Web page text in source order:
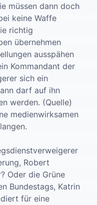
müssen dann doch
keine Waffe
richtig
übernehmen
ausspähen
Kommandant der
sich ein
darf auf ihn
werden. (Quelle)
medienwirksamen
Robert
Oder die Grüne
Bundestags, Katrin
für eine